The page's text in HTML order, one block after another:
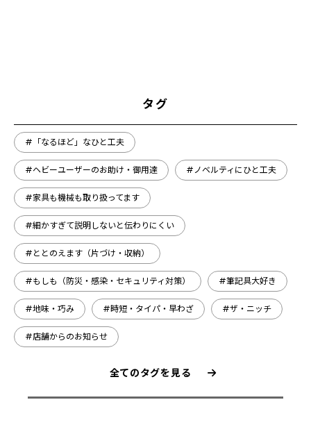
タグ
#「なるほど」なひと工夫
#ヘビーユーザーのお助け・御用達 #ノベルティにひと工夫
#家具も機械も取り扱ってます
#細かすぎて説明しないと伝わりにくい
#ととのえます（片づけ・収納）
#もしも（防災・感染・セキュリティ対策） #筆記具大好き
#地味・巧み #時短・タイパ・早わざ #ザ・ニッチ
#店舗からのお知らせ
全てのタグを見る